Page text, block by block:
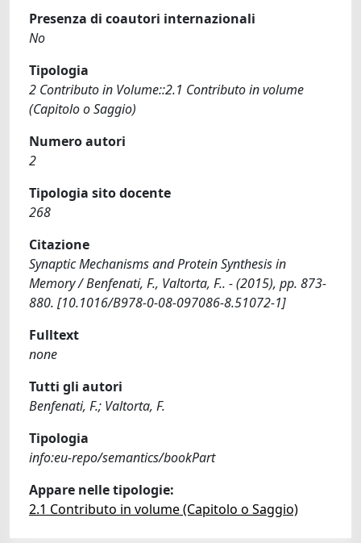
Presenza di coautori internazionali
No
Tipologia
2 Contributo in Volume::2.1 Contributo in volume
(Capitolo o Saggio)
Numero autori
2
Tipologia sito docente
268
Citazione
Synaptic Mechanisms and Protein Synthesis in
Memory / Benfenati, F., Valtorta, F.. - (2015), pp. 873-
880. [10.1016/B978-0-08-097086-8.51072-1]
Fulltext
none
Tutti gli autori
Benfenati, F.; Valtorta, F.
Tipologia
info:eu-repo/semantics/bookPart
Appare nelle tipologie:
2.1 Contributo in volume (Capitolo o Saggio)